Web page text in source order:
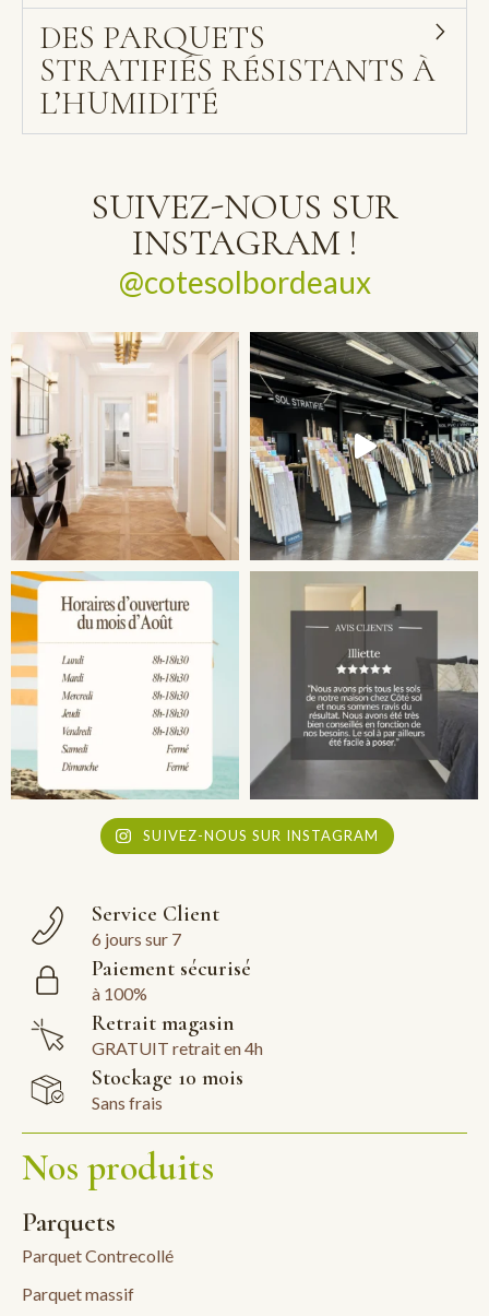
DES PARQUETS
STRATIFIÉS RÉSISTANTS À
L’HUMIDITÉ
SUIVEZ-NOUS SUR
INSTAGRAM !
@cotesolbordeaux
SUIVEZ-NOUS SUR INSTAGRAM
Service Client
6 jours sur 7
Paiement sécurisé
à 100%
Retrait magasin
GRATUIT retrait en 4h
Stockage 10 mois
Sans frais
Nos produits
Parquets
Parquet Contrecollé
Parquet massif